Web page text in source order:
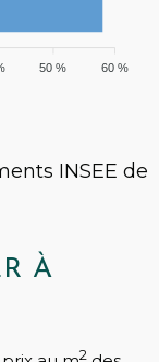
60 %
50 %
INSEE de
À
2